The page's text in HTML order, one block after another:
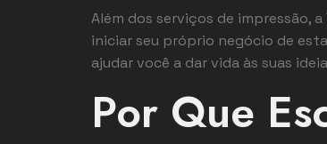
Além dos serviços de impressão,
iniciar seu próprio negócio de
ajudar você a dar vida às suas
Por Que